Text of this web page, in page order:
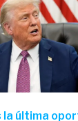
la última